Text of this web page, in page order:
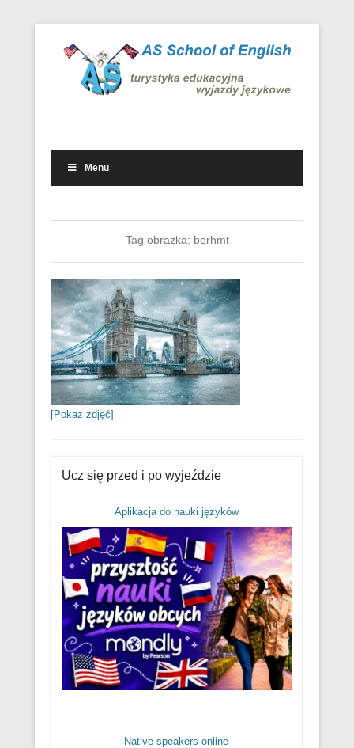
Menu
Tag obrazka: berhmt
[Pokaz zdjęć]
Ucz się przed i po wyjeździe
Aplikacja do nauki języków
Native speakers online